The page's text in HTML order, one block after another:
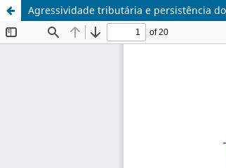
Agressividade tributária e persistência